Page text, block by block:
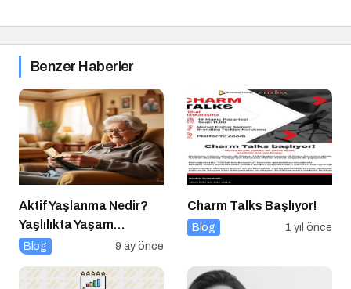
Benzer Haberler
Aktif Yaşlanma Nedir?
Yaşlılıkta Yaşam
Kalitesini Artırmanın
Blog 9 ay önce
Charm Talks Başlıyor!
Blog 1 yıl önce